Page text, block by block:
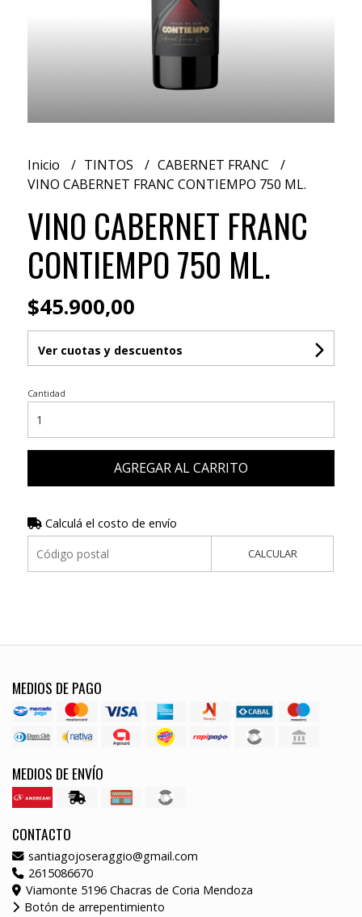
Inicio TINTOS
CABERNET FRANC
VINO CABERNET FRANC CONTIEMPO 750 ML.
VINO CABERNET FRANC
CONTIEMPO 750 ML.
$45.900,00
Ver cuotas y descuentos
Cantidad
AGREGAR AL CARRITO
Calculá el costo de envío
CALCULAR
MEDIOS DE PAGO
MEDIOS DE ENVÍO
CONTACTO
santiagojoseraggio@gmail.com
2615086670
Viamonte 5196 Chacras de Coria Mendoza
Botón de arrepentimiento